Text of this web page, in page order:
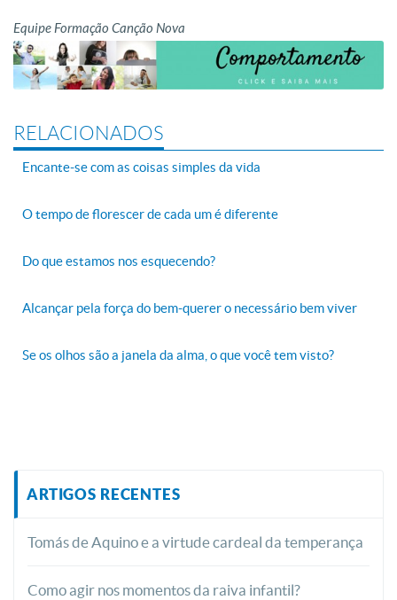
Equipe Formação Canção Nova
RELACIONADOS
Encante-se com as coisas simples da vida
O tempo de florescer de cada um é diferente
Do que estamos nos esquecendo?
Alcançar pela força do bem-querer o necessário bem viver
Se os olhos são a janela da alma, o que você tem visto?
ARTIGOS RECENTES
Tomás de Aquino e a virtude cardeal da temperança
Como agir nos momentos da raiva infantil?